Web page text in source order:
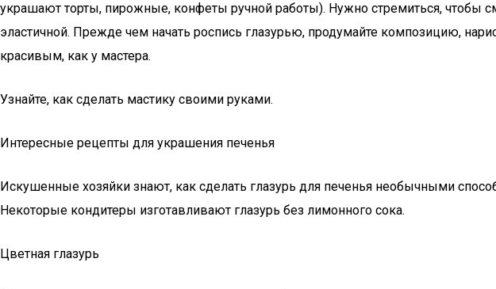
украшают торты, пирожные, конфеты ручной работы). Нужно стремиться, чтобы
эластичной. Прежде чем начать роспись глазурью, продумайте композицию,
красивым, как у мастера.
Узнайте, как сделать мастику своими руками.
Интересные рецепты для украшения печенья
Искушенные хозяйки знают, как сделать глазурь для печенья необычными
Некоторые кондитеры изготавливают глазурь без лимонного сока.
Цветная глазурь